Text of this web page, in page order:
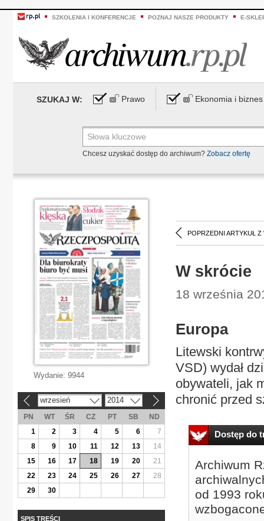
SZKOLENIA I KONFERENCJE POZNAJ NASZE PRODUKTY E-
SZUKAJ W: Prawo Ekonomia i biznes
Chcesz uzyskać dostęp do archiwum? Zobacz ofertę
POPRZEDNI ARTYKUŁ Z
W skrócie
18 września
Europa
Litewski
VSD) wydał
obywateli, jak
chronić przed
Dostęp do
Archiwum
od 1993
Wydanie: 9944
wrzesień 2014
PN WT ŚR CZ PT SB
ND
1
2 3 4 5 6
7
8
9 10 11 12 13
14
15
16 17 18 19 20
21
22
23 24 25 26 27
28
29
30
SPIS TREŚCI